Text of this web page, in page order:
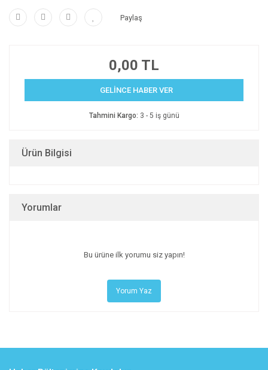
Paylaş
0,00 TL
GELİNCE HABER VER
Tahmini Kargo: 3 - 5 iş günü
Ürün Bilgisi
Yorumlar
Bu ürüne ilk yorumu siz yapın!
Yorum Yaz